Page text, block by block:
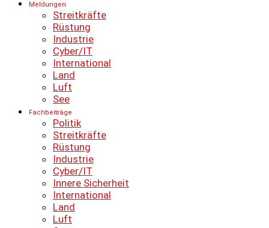
Meldungen
Streitkräfte
Rüstung
Industrie
Cyber/IT
International
Land
Luft
See
Fachbeiträge
Politik
Streitkräfte
Rüstung
Industrie
Cyber/IT
Innere Sicherheit
International
Land
Luft